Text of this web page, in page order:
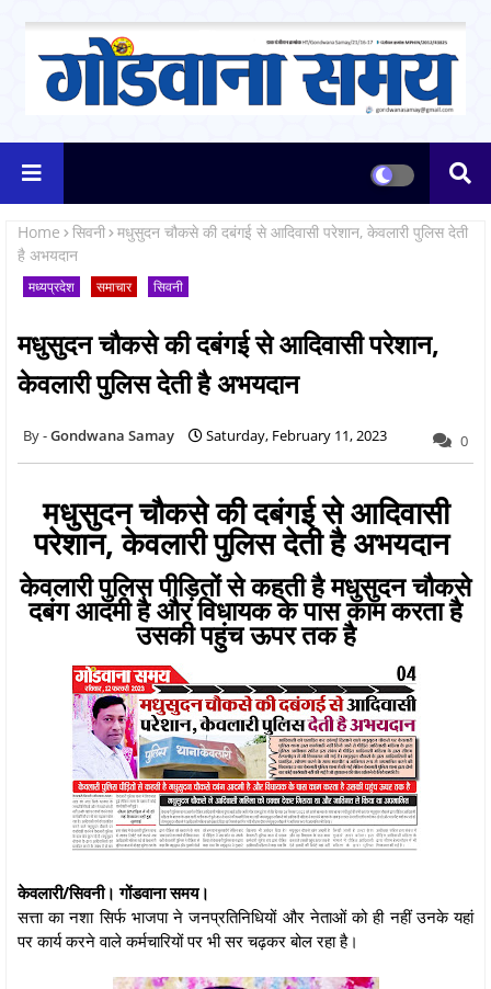
Home सिवनी मधुसुदन चौकसे की दबंगई से आदिवासी परेशान, केवलारी पुलिस देती
है अभयदान
मध्यप्रदेश समाचार सिवनी
मधुसुदन चौकसे की दबंगई से आदिवासी परेशान,
केवलारी पुलिस देती है अभयदान
Gondwana Samay Saturday, February 11, 2023 0
मधुसुदन चौकसे की दबंगई से आदिवासी
परेशान, केवलारी पुलिस देती है अभयदान
केवलारी पुलिस पीड़ितों से कहती है मधुसुदन चौकसे
दबंग आदमी है और विधायक के पास काम करता है
उसकी पहुंच ऊपर तक है
केवलारी/सिवनी। गोंडवाना समय।
सत्ता का नशा सिर्फ भाजपा ने जनप्रतिनिधियों और नेताओं को ही नहीं उनके यहां
पर कार्य करने वाले कर्मचारियों पर भी सर चढ़कर बोल रहा है।